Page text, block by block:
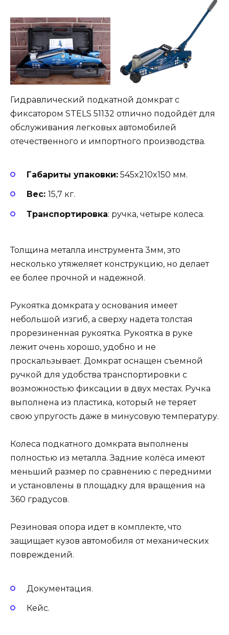
Гидравлический подкатной домкрат с
фиксатором STELS 51132 отлично подойдёт для
обслуживания легковых автомобилей
отечественного и импортного производства.
Габариты упаковки: 545x210x150 мм.
Вес: 15,7 кг.
Транспортировка: ручка, четыре колеса.
Толщина металла инструмента 3мм, это
несколько утяжеляет конструкцию, но делает
ее более прочной и надежной.
Рукоятка домкрата у основания имеет
небольшой изгиб, а сверху надета толстая
прорезиненная рукоятка. Рукоятка в руке
лежит очень хорошо, удобно и не
проскальзывает. Домкрат оснащен съемной
ручкой для удобства транспортировки с
возможностью фиксации в двух местах. Ручка
выполнена из пластика, который не теряет
свою упругость даже в минусовую температуру.
Колеса подкатного домкрата выполнены
полностью из металла. Задние колёса имеют
меньший размер по сравнению с передними
и установлены в площадку для вращения на
360 градусов.
Резиновая опора идет в комплекте, что
защищает кузов автомобиля от механических
повреждений.
Документация.
Кейс.